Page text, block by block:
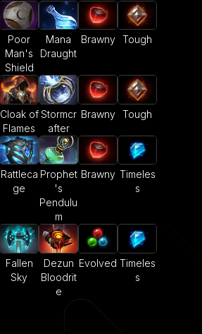
Poor
Man's
Shield
Mana
Draught
Brawny Tough
Cloak of
Flames
Stormcr
after
Brawny Tough
Rattleca
ge
Prophet
's
Pendulu
m
Brawny Timeles
s
Fallen
Sky
Dezun
Bloodrit
e
Evolved Timeles
s